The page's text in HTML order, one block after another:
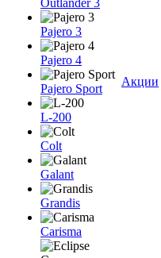
Outlander 3
Pajero 3
Pajero 4
Pajero Sport
L-200
Colt
Galant
Grandis
Carisma
Акции